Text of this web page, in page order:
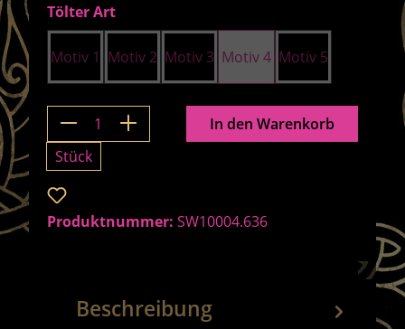
Tölter Artauswählen
Motiv 1 Motiv 2 Motiv 3 Motiv 4 Motiv 5
Produkt Anzahl: Gib den
Stück
In den Warenkorb
Produktnummer: SW10004.636
Beschreibung